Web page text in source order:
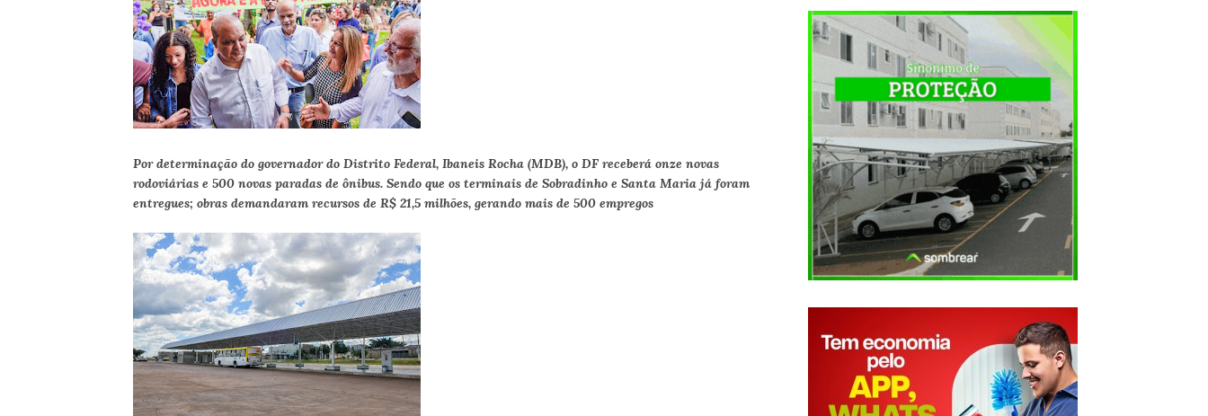
Por determinação do governador do Distrito Federal, Ibaneis Rocha (MDB), o DF receberá onze novas
rodoviárias e 500 novas paradas de ônibus. Sendo que os terminais de Sobradinho e Santa Maria já foram
entregues; obras demandaram recursos de R$ 21,5 milhões, gerando mais de 500 empregos